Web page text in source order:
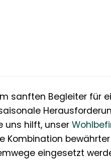
sanften Begleiter für
uns hilft, unser
Kombination
eingesetzt